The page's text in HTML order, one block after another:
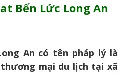
Bến Lức Long An
An có tên pháp lý là
mại du lịch tại xã